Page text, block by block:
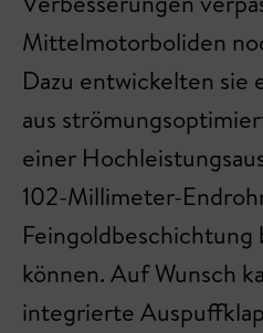
Mittelmotorboliden
Dazu entwickelten sie
aus
einer
102-Millimeter-
können. Auf Wunsch
integrierte